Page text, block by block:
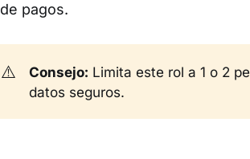
de pagos.
⚠️ Consejo: Limita este rol a 1 o 2
datos seguros.